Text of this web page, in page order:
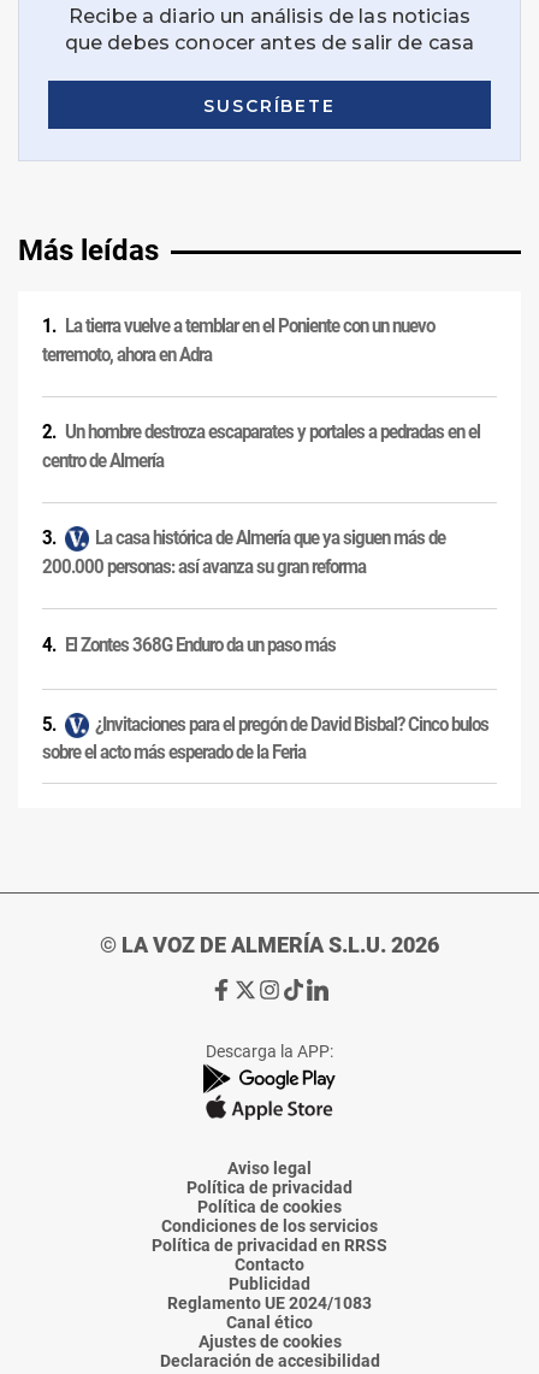
Más leídas
La tierra vuelve a temblar en el Poniente con un nuevo
terremoto, ahora en Adra
Un hombre destroza escaparates y portales a pedradas en el
centro de Almería
La casa histórica de Almería que ya siguen más de
200.000 personas: así avanza su gran reforma
El Zontes 368G Enduro da un paso más
¿Invitaciones para el pregón de David Bisbal? Cinco bulos
sobre el acto más esperado de la Feria
© LA VOZ DE ALMERÍA S.L.U. 2026
Ir
de
La
Voz
Almería
Ir
de
La
Voz
Almería
Ir
de
La
Voz
Almería
Ir
de
La
Voz
Almería
Ir
de
La
Voz
Descarga la APP:
Aviso legal
Política de privacidad
Política de cookies
Condiciones de los servicios
Política de privacidad en RRSS
Contacto
Publicidad
Reglamento UE 2024/1083
Canal ético
Ajustes de cookies
Declaración de accesibilidad